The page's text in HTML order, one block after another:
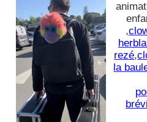
,
rezé,
la